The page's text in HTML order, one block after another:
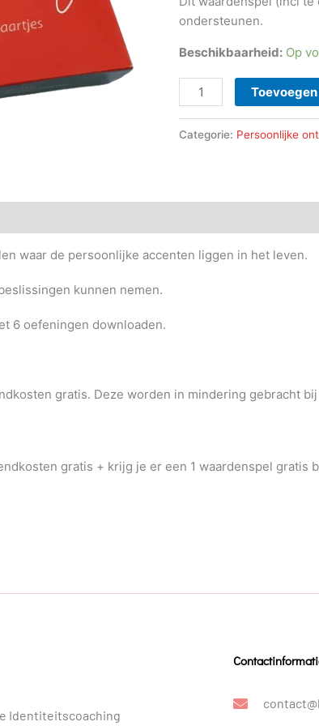
ondersteunen.
Beschikbaarheid: Op
Categorie: Persoonlijke
waar de persoonlijke accenten liggen in het leven.
kunnen nemen.
6 oefeningen downloaden.
gratis. Deze worden in mindering gebracht
gratis + krijg je er een 1 waardenspel gratis
Identiteitscoaching